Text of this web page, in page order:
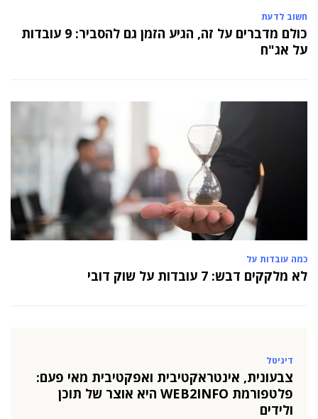
חשוב לדעת
כולם מדברים על זה, הגיע הזמן גם להסביר: 9 עובדות
על אג"ח
כמה עובדות על
לא מלקקים דבש: 7 עובדות על שוק דובי
דיגיטל
צבעונית, אינטראקטיבית ואפקטיבית מאי פעם:
פלטפורמת WEB2INFO היא אוצר של תוכן
ולידים